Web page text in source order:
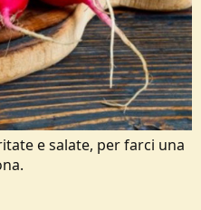
e salate, per farci una